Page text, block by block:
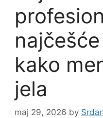
kako
jela
maj 29, 2026 by